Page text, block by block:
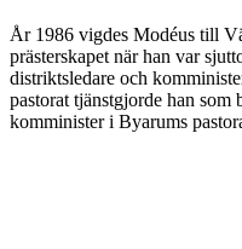
År 1986 vigdes Modéus till
prästerskapet när han var
distriktsledare och
pastorat tjänstgjorde han som
komminister i Byarums